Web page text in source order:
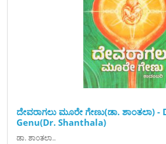
ದೇವರಾಗಲು ಮೂರೇ ಗೇಣು(ಡಾ. ಶಾಂತಲಾ)
Genu(Dr. Shanthala)
ಡಾ. ಶಾಂತಲಾ..